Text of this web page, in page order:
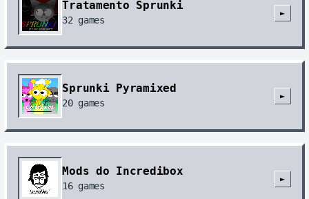
Tratamento Sprunki
32 games
►
Sprunki Pyramixed
20games
►
Mods do Incredibox
16games
►